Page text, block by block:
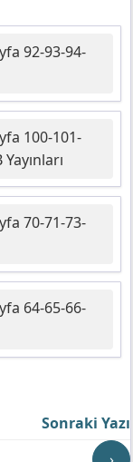
92-93-94-
100-101-
70-71-73-
64-65-66-
Sonraki Yazı